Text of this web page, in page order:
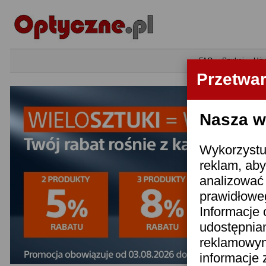
Nasza
reklam,
Informacje
informacje
•FAQ•Szukaj•